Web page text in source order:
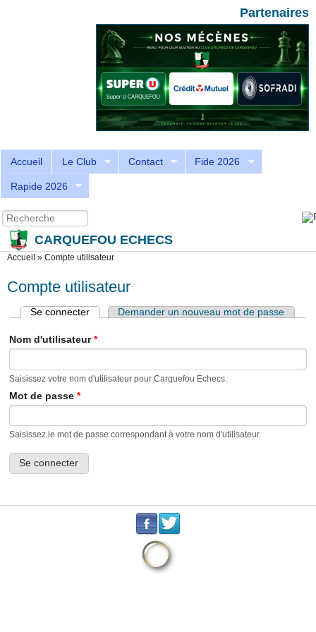
Partenaires
Accueil Le Club Contact Fide 2026
Rapide 2026
Formulaire de recherche
Recherche
CARQUEFOU ECHECS
Vous êtes ici
Accueil » Compte utilisateur
Compte utilisateur
Onglets principaux
Se connecter (onglet actif)Demander un nouveau mot de passe
Nom d'utilisateur *
Saisissez votre nom d'utilisateur pour Carquefou Echecs.
Mot de passe *
Saisissez le mot de passe correspondant à votre nom d'utilisateur.
. .